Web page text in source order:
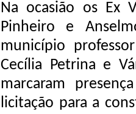
Na ocasião os Ex
Pinheiro e
município
Cecília Petrina e
marcaram
licitação para a